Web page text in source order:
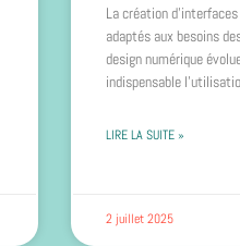
La création
adaptés aux besoins
design numérique
indispensable
LIRE LA SUITE »
2 juillet 2025